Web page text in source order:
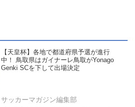
【天皇杯】各地で都道府県予選が進行
中！ 鳥取県はガイナーレ鳥取がYonago
Genki SCを下して出場決定
サッカーマガジン編集部